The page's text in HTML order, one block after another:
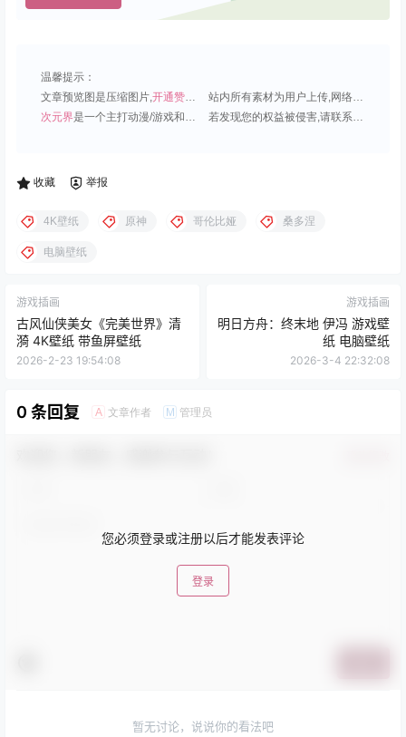
温馨提示：
文章预览图是压缩图片,开通赞助会员 可免费下载超清原图;
站内所有素材为用户上传,网络分享或原创,请勿用于商业用途;
次元界是一个主打动漫/游戏和虚拟偶像角色的插画壁纸平台; 若发现您的权益被侵害,请联系QQ1815919191,我们尽快处理.
收藏 举报
4K壁纸 原神 哥伦比娅 桑多涅
电脑壁纸
游戏插画
古风仙侠美女《完美世界》清
漪 4K壁纸 带鱼屏壁纸
2026-2-23 19:54:08
游戏插画
明日方舟：终末地 伊冯 游戏壁
纸 电脑壁纸
2026-3-4 22:32:08
0 条回复 A 文章作者 M 管理员
您必须登录或注册以后才能发表评论
登录
暂无讨论，说说你的看法吧